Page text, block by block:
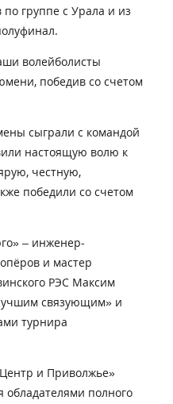
группе с Урала и из
волейболисты
победив со счетом
сыграли с командой
настоящую волю к
честную,
победили со счетом
– инженер-
и мастер
РЭС Максим
связующим» и
турнира
и Приволжье»
обладателями полного